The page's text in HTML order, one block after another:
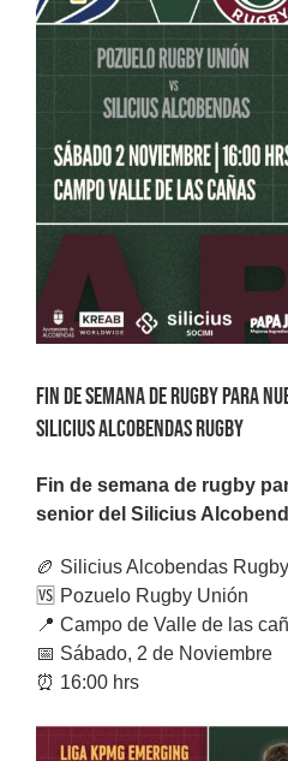
Fin de semana de rugby para
Silicius Alcobendas Rugby
Fin de semana de rugby
senior del Silicius
🏉 Silicius Alcobendas Rugby
🆚 Pozuelo Rugby Unión
📍 Campo de Valle de las
📅 Sábado, 2 de Noviembre
⏰ 16:00 hrs